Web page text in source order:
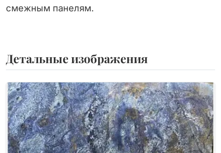
смежным панелям.
Детальные изображения